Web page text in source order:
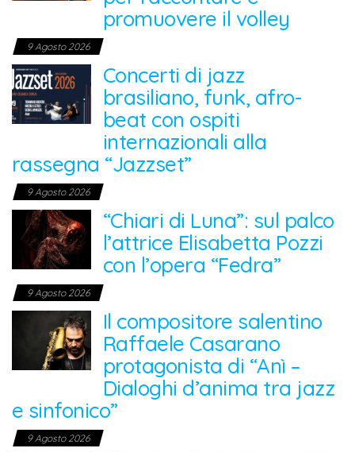
promuovere il volley
9 Agosto 2026
Concerti di jazz
brasiliano, funk, afro-
beat con ospiti
internazionali alla
rassegna “Jazzset”
9 Agosto 2026
“Chiari di Luna”: sul palco
l’attrice Elisabetta Pozzi
con l’opera “Fedra”
9 Agosto 2026
Il compositore salentino
Raffaele Casarano
protagonista di “Anì –
Dialoghi d’anima tra jazz
e sinfonico”
9 Agosto 2026